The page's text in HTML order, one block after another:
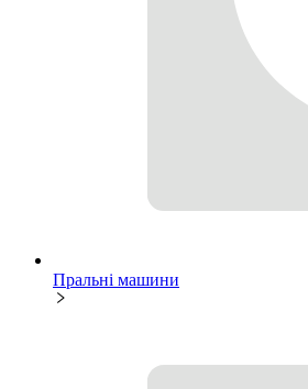
Пральні машини